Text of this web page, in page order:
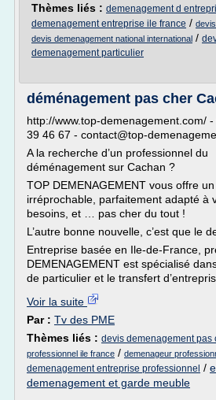
Thèmes liés : demenagement d
demenagement entreprise ile france /
devis demenagement national international /
demenagement particulier
déménagement pas cher
http://www.top-demenagement.com/ -
39 46 67 - contact@top-
A la recherche d’un professionnel du
déménagement sur Cachan ?
TOP DEMENAGEMENT vous offre
irréprochable, parfaitement adapté à
besoins, et … pas cher du tout !
L’autre bonne nouvelle, c’est que le
Entreprise basée en Ile-de-France,
DEMENAGEMENT est spécialisé
de particulier et le transfert
Voir la suite
Par : Tv des PME
Thèmes liés : devis demenagement pas
professionnel ile france / demenageur
demenagement entreprise professionnel /
demenagement et garde meuble